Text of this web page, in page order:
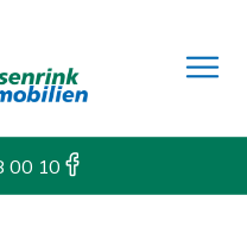
00 10